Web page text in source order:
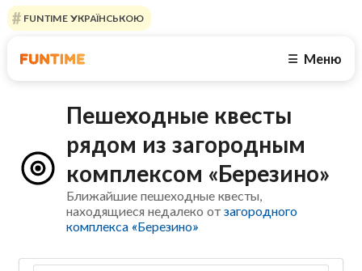
FUNTIME УКРАЇНСЬКОЮ
☰ Меню
Пешеходные квесты
рядом из загородным
комплексом «Березино»
Ближайшие пешеходные квесты,
находящиеся недалеко отзагородного
комплекса «Березино»